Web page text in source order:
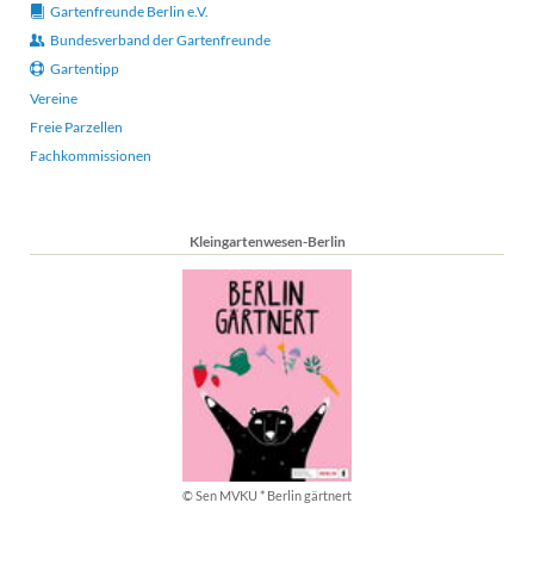
Gartenfreunde Berlin e.V.
Bundesverband der Gartenfreunde
Gartentipp
Vereine
Freie Parzellen
Fachkommissionen
Kleingartenwesen-Berlin
© Sen MVKU * Berlin gärtnert